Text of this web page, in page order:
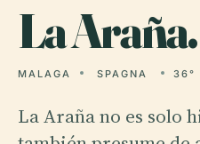
LaAraña.
MALAGA SPAGNA 36°
La Araña no es solo